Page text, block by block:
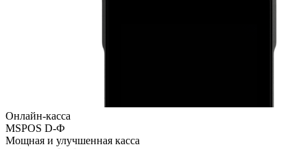
Онлайн-касса
MSPOS D-Ф
Мощная и улучшенная касса